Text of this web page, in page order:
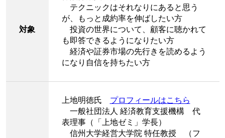
対象
テクニックはそれなりにあると思う
が、もっと成約率を伸ばしたい方
投資の世界について、顧客に聴かれて
も即答できるようになりたい方
経済や証券市場の先行きを読めるよう
になり自信を持ちたい方
上地明徳氏 プロフィールはこちら
一般社団法人 経済教育支援機構 代
表理事（「上地ゼミ」学長）
信州大学経営大学院 特任教授 （フ